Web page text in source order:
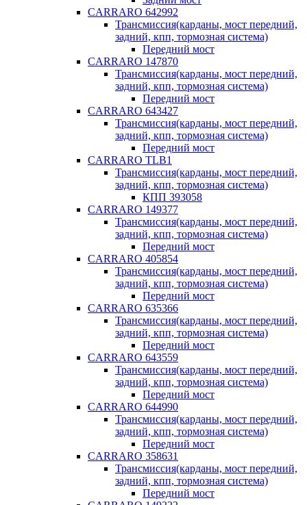
CARRARO 642992
Трансмиссия(карданы, мост передний,
задний, кпп, тормозная система)
Передний мост
CARRARO 147870
Трансмиссия(карданы, мост передний,
задний, кпп, тормозная система)
Передний мост
CARRARO 643427
Трансмиссия(карданы, мост передний,
задний, кпп, тормозная система)
Передний мост
CARRARO TLB1
Трансмиссия(карданы, мост передний,
задний, кпп, тормозная система)
КПП 393058
CARRARO 149377
Трансмиссия(карданы, мост передний,
задний, кпп, тормозная система)
Передний мост
CARRARO 405854
Трансмиссия(карданы, мост передний,
задний, кпп, тормозная система)
Передний мост
CARRARO 635366
Трансмиссия(карданы, мост передний,
задний, кпп, тормозная система)
Передний мост
CARRARO 643559
Трансмиссия(карданы, мост передний,
задний, кпп, тормозная система)
Передний мост
CARRARO 644990
Трансмиссия(карданы, мост передний,
задний, кпп, тормозная система)
Передний мост
CARRARO 358631
Трансмиссия(карданы, мост передний,
задний, кпп, тормозная система)
Передний мост